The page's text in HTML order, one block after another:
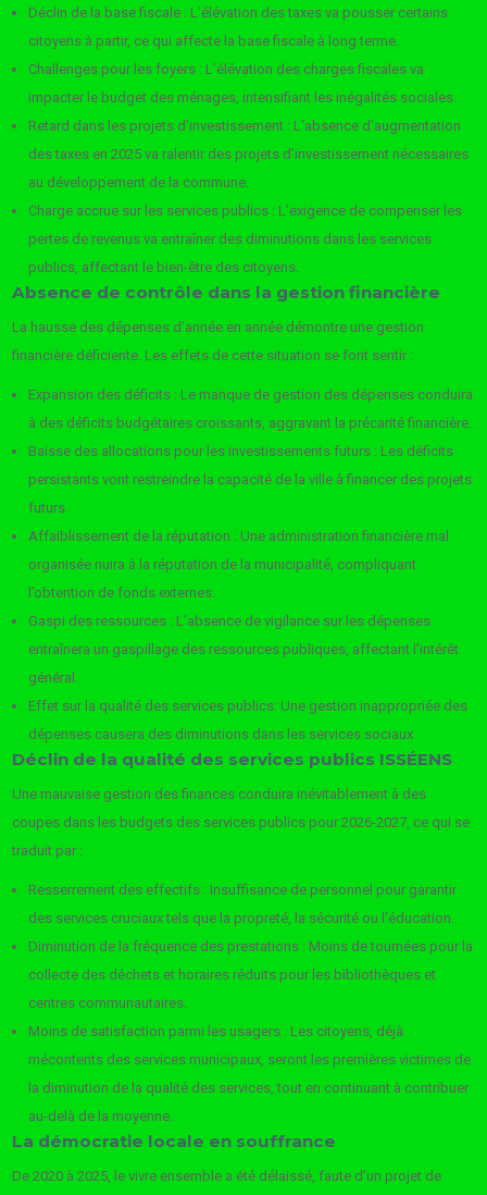
Déclin de la base fiscale : L’élévation des taxes va pousser certains
citoyens à partir, ce qui affecte la base fiscale à long terme.
Challenges pour les foyers : L’élévation des charges fiscales va
impacter le budget des ménages, intensifiant les inégalités sociales.
Retard dans les projets d’investissement : L’absence d’augmentation
des taxes en 2025 va ralentir des projets d’investissement nécessaires
au développement de la commune.
Charge accrue sur les services publics : L’exigence de compenser les
pertes de revenus va entraîner des diminutions dans les services
publics, affectant le bien-être des citoyens.
Absence de contrôle dans la gestion financière
La hausse des dépenses d’année en année démontre une gestion
financière déficiente. Les effets de cette situation se font sentir :
Expansion des déficits : Le manque de gestion des dépenses conduira
à des déficits budgétaires croissants, aggravant la précarité financière.
Baisse des allocations pour les investissements futurs : Les déficits
persistants vont restreindre la capacité de la ville à financer des projets
futurs.
Affaiblissement de la réputation : Une administration financière mal
organisée nuira à la réputation de la municipalité, compliquant
l’obtention de fonds externes.
Gaspi des ressources : L’absence de vigilance sur les dépenses
entraînera un gaspillage des ressources publiques, affectant l’intérêt
général.
Effet sur la qualité des services publics: Une gestion inappropriée des
dépenses causera des diminutions dans les services sociaux
Déclin de la qualité des services publics ISSÉENS
Une mauvaise gestion des finances conduira inévitablement à des
coupes dans les budgets des services publics pour 2026-2027, ce qui se
traduit par :
Resserrement des effectifs : Insuffisance de personnel pour garantir
des services cruciaux tels que la propreté, la sécurité ou l’éducation.
Diminution de la fréquence des prestations : Moins de tournées pour la
collecte des déchets et horaires réduits pour les bibliothèques et
centres communautaires.
Moins de satisfaction parmi les usagers : Les citoyens, déjà
mécontents des services municipaux, seront les premières victimes de
la diminution de la qualité des services, tout en continuant à contribuer
au-delà de la moyenne.
La démocratie locale en souffrance
De 2020 à 2025, le vivre ensemble a été délaissé, faute d’un projet de